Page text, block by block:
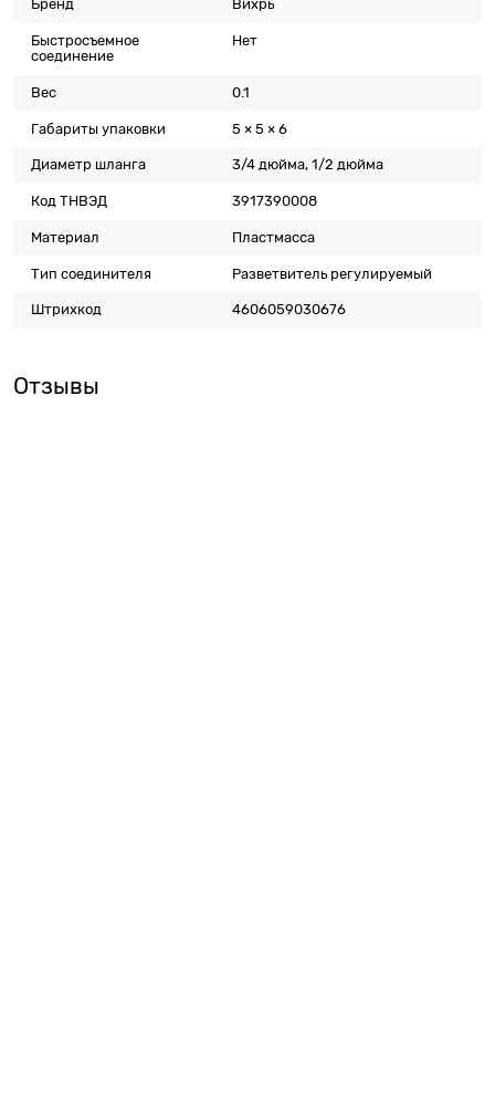
Бренд Вихрь
Быстросъемное
соединение
Нет
Вес 0.1
Габариты упаковки 5 × 5 × 6
Диаметр шланга 3/4 дюйма, 1/2 дюйма
Код ТНВЭД 3917390008
Материал Пластмасса
Тип соединителя Разветвитель регулируемый
Штрихкод 4606059030676
Отзывы